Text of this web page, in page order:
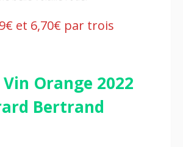
et 6,70€ par trois
Orange 2022
Bertrand